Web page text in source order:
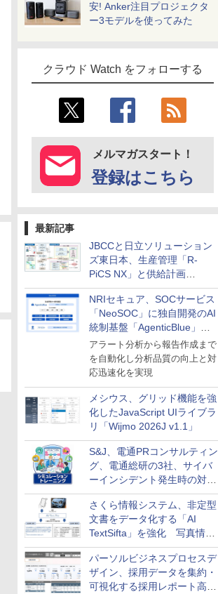
安! Anker注目プロジェクタ
ー3モデルを使ってみた
クラウド Watch をフォローする
メルマガスタート！
登録はこちら
最新記事
JBCCと日立ソリューション
ズ東日本、生産管理「R-
PiCS NX」と供給計画
「scSQUARE ISP」の連携サ
ービスを提供開始
NRIセキュア、SOCサービス
「NeoSOC」に独自開発のAI
統制基盤「AgenticBlue」を
導入
アラート分析から報告作成まで
を自動化し分析品質の向上と対
応迅速化を実現
メシウス、グリッド機能を強
化したJavaScript UIライブラ
リ「Wijmo 2026J v1.1」
S&J、電通PRコンサルティン
グ、電通総研の3社、サイバ
ーインシデント発生時の対応
と危機管理広報を一体的に訓
練するプログラムを提供
さくら情報システム、非定型
文書をデータ化する「AI
TextSifta」を強化 写真情報
のデータ化などに対応
パーソルビジネスプロセスデ
ザイン、採用データを集約・
可視化する採用レポート高速